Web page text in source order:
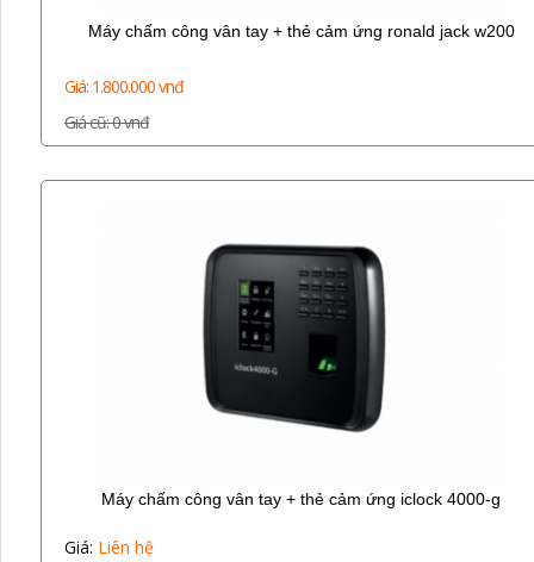
Máy chấm công vân tay + thẻ cảm ứng ronald jack w200
Giá: 1.800.000 vnđ
Giá cũ: 0 vnđ
Máy chấm công vân tay + thẻ cảm ứng iclock 4000-g
Giá: Liên hệ